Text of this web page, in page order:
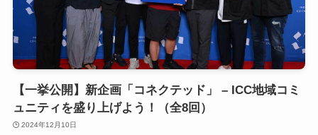
【一挙公開】新企画「コネクテッド」 – ICC地域コミ
ュニティを盛り上げよう！（全8回）
2024年12月10日